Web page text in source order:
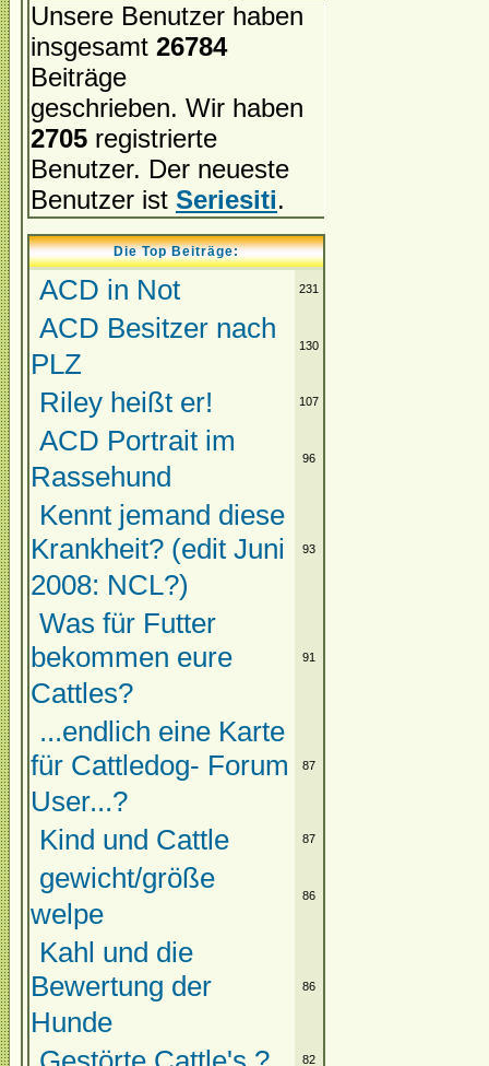
Unsere Benutzer haben
insgesamt 26784
Beiträge
geschrieben. Wir haben
2705 registrierte
Benutzer. Der neueste
Benutzer ist Seriesiti.
Die Top Beiträge:
ACD in Not 231
ACD Besitzer nach
PLZ
130
Riley heißt er! 107
ACD Portrait im
Rassehund
96
Kennt jemand diese
Krankheit? (edit Juni
2008: NCL?)
93
Was für Futter
bekommen eure
Cattles?
91
...endlich eine Karte
für Cattledog- Forum
User...?
87
Kind und Cattle 87
gewicht/größe
welpe
86
Kahl und die
Bewertung der
Hunde
86
82